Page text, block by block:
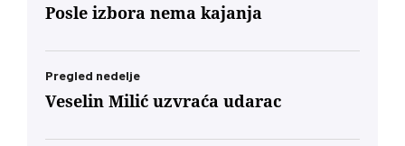
Posle izbora nema kajanja
Pregled nedelje
Veselin Milić uzvraća udarac